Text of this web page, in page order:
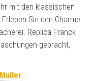
mit den klassischen
Sie den Charme
Replica Franck
gebracht,